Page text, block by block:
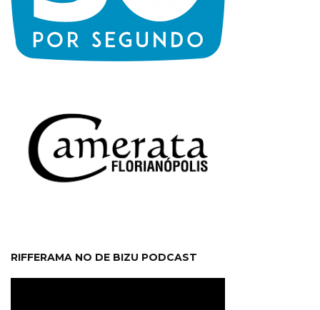
RIFFERAMA NO DE BIZU PODCAST